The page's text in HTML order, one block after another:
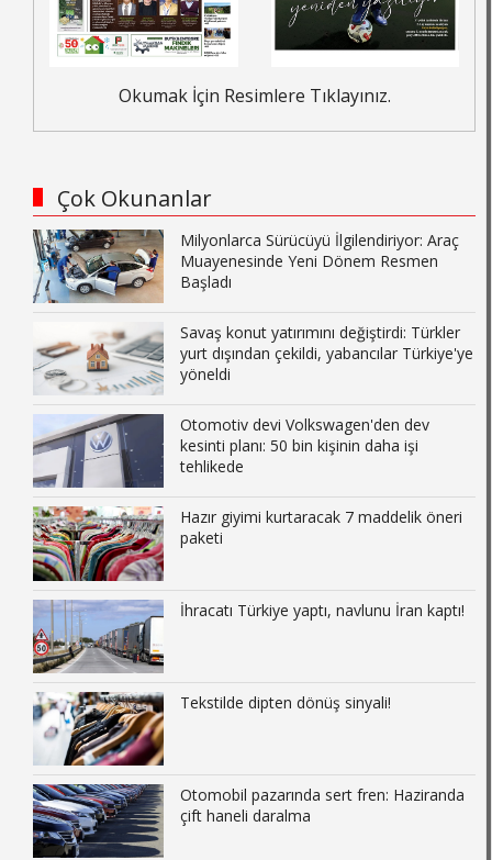
Okumak İçin Resimlere Tıklayınız.
Çok Okunanlar
Milyonlarca Sürücüyü İlgilendiriyor: Araç
Muayenesinde Yeni Dönem Resmen
Başladı
Savaş konut yatırımını değiştirdi: Türkler
yurt dışından çekildi, yabancılar Türkiye'ye
yöneldi
Otomotiv devi Volkswagen'den dev
kesinti planı: 50 bin kişinin daha işi
tehlikede
Hazır giyimi kurtaracak 7 maddelik öneri
paketi
İhracatı Türkiye yaptı, navlunu İran kaptı!
Tekstilde dipten dönüş sinyali!
Otomobil pazarında sert fren: Haziranda
çift haneli daralma